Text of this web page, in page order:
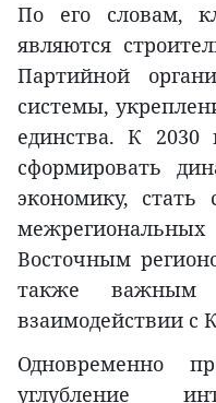
По его словам,
являются
Партийной
системы,
единства. К 2030
сформировать
экономику, стать
Восточным
также важным
взаимодействии с
Одновременно
углубление